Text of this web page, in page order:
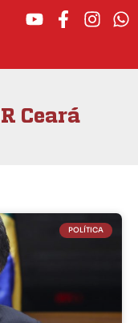
Ceará
POLÍTICA